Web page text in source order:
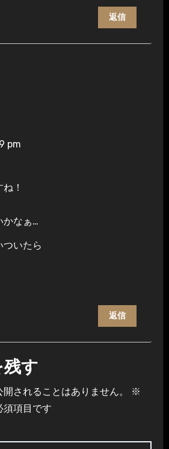
返信
pm
！
かなぁ…
ついたら
返信
残す
されることはありません。
※
須項目です